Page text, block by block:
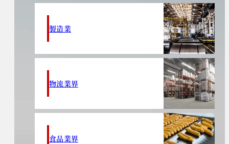
製造業
物流業界
食品業界